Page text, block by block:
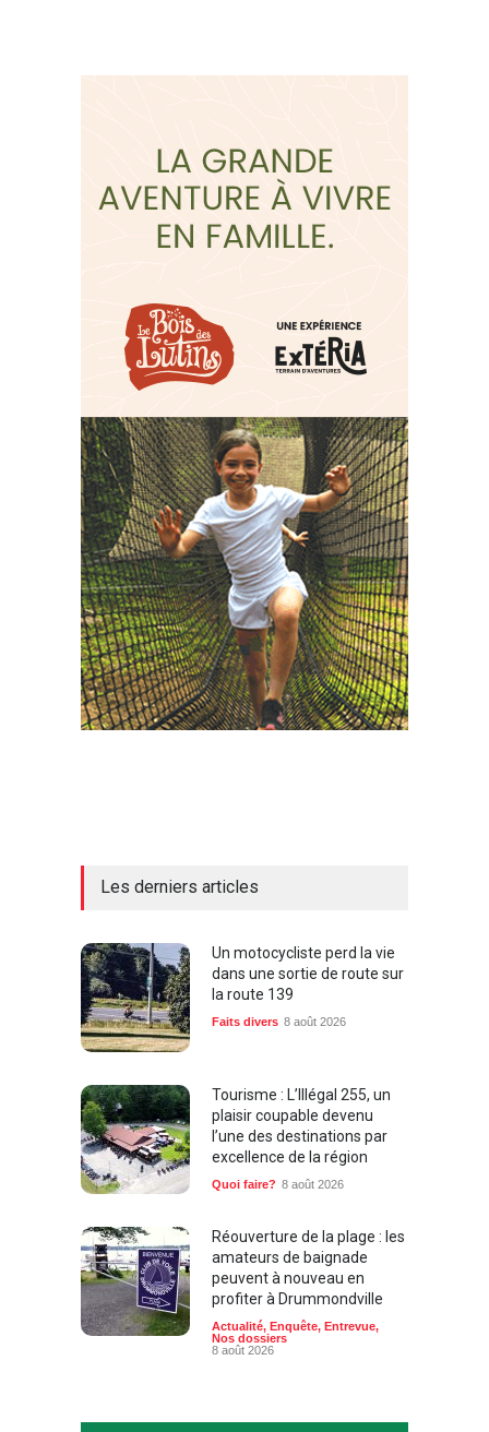
Les derniers articles
Un motocycliste perd la vie
dans une sortie de route sur
la route 139
Faits divers 8 août 2026
Tourisme : L’Illégal 255, un
plaisir coupable devenu
l’une des destinations par
excellence de la région
Quoi faire? 8 août 2026
Réouverture de la plage : les
amateurs de baignade
peuvent à nouveau en
profiter à Drummondville
Actualité, Enquête, Entrevue,
Nos dossiers
8 août 2026